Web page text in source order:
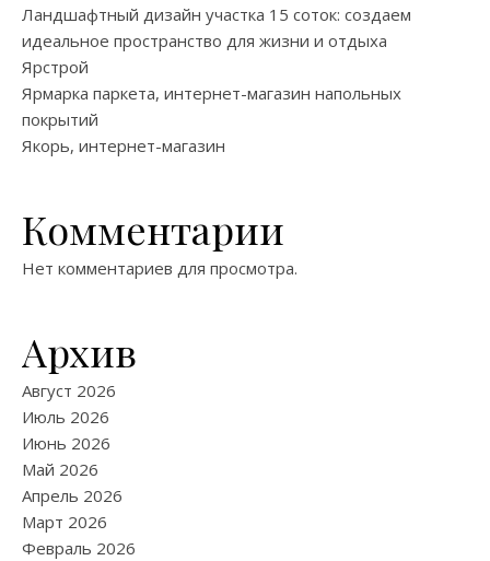
Ландшафтный дизайн участка 15 соток: создаем
идеальное пространство для жизни и отдыха
Ярстрой
Ярмарка паркета, интернет-магазин напольных
покрытий
Якорь, интернет-магазин
Комментарии
Нет комментариев для просмотра.
Архив
Август 2026
Июль 2026
Июнь 2026
Май 2026
Апрель 2026
Март 2026
Февраль 2026